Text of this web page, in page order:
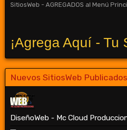
SitiosWeb - AGREGADOS al Menú
¡Agrega Aquí - Tu
Nuevos SitiosWeb Publicados
DiseñoWeb - Mc Cloud